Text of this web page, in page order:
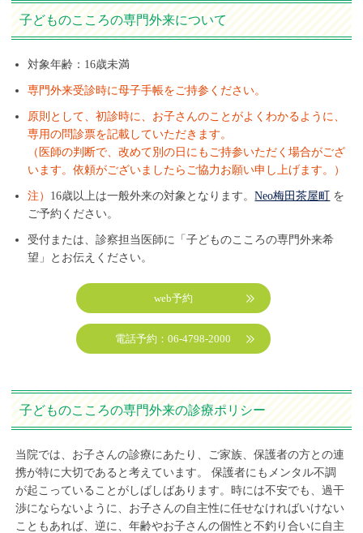
子どものこころの専門外来について
対象年齢：16歳未満
専門外来受診時に母子手帳をご持参ください。
原則として、初診時に、お子さんのことがよくわかるように、
専用の問診票を記載していただきます。
（医師の判断で、改めて別の日にもご持参いただく場合がござ
います。依頼がございましたらご協力お願い申し上げます。）
注） 16歳以上は一般外来の対象となります。Neo梅田茶屋町
を
ご予約ください。
受付または、診察担当医師に「子どものこころの専門外来希
望」とお伝えください。
web予約
電話予約：06-4798-2000
子どものこころの専門外来の診療ポリシー
当院では、お子さんの診療にあたり、ご家族、保護者の方との連
携が特に大切であると考えています。 保護者にもメンタル不調
が起こっていることがしばしばあります。時には不安でも、過干
渉にならないように、お子さんの自主性に任せなければいけない
こともあれば、逆に、年齢やお子さんの個性と不釣り合いに自主